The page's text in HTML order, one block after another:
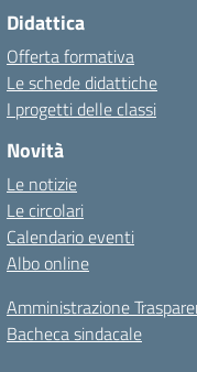
Didattica
Offerta formativa
Le schede didattiche
I progetti delle classi
Novità
Le notizie
Le circolari
Calendario eventi
Albo online
Amministrazione
Bacheca sindacale